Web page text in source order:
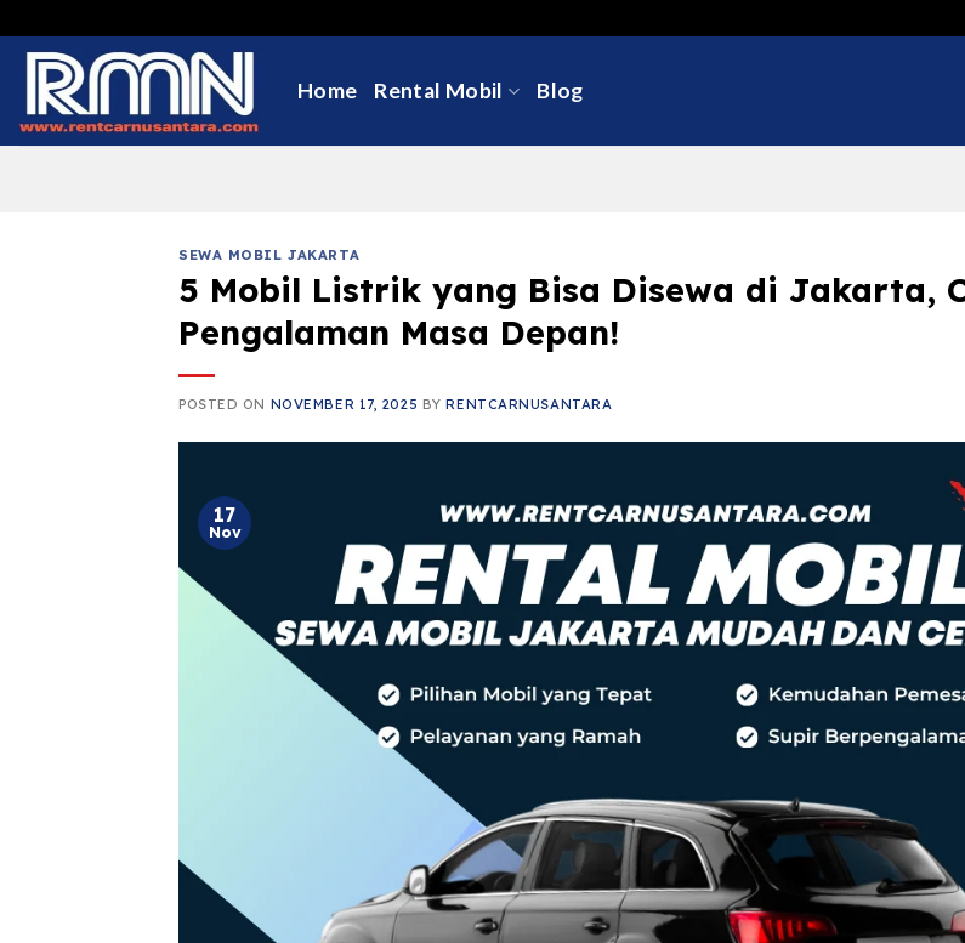
to
content
Home Rental Mobil Blog
SEWA MOBIL JAKARTA
5 Mobil Listrik yang Bisa Disewa di Jakarta,
Pengalaman Masa Depan!
POSTED ON NOVEMBER 17, 2025 BYRENTCARNUSANTARA
17
Nov